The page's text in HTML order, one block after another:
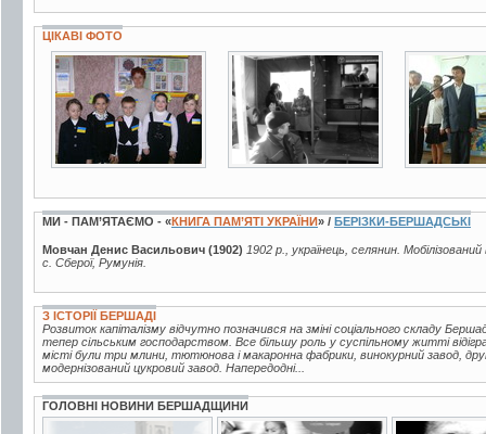
ЦІКАВІ ФОТО
4 фото 2 фото 4 фото
МИ - ПАМ’ЯТАЄМО - «КНИГА ПАМ’ЯТІ УКРАЇНИ» / БЕРІЗКИ-БЕРШАДСЬКІ
Мовчан Денис Васильович (1902) 1902 р., українець, селянин.
с. Сберої, Румунія.
З ІСТОРІЇ БЕРШАДІ
Розвиток капіталізму відчутно позначився на зміні соціального складу
тепер сільським господарством. Все більшу роль у суспільному житті
місті були три млини, тютюнова і макаронна фабрики, винокурний завод,
модернізований цукровий завод. Напередодні...
ГОЛОВНІ НОВИНИ БЕРШАДЩИНИ